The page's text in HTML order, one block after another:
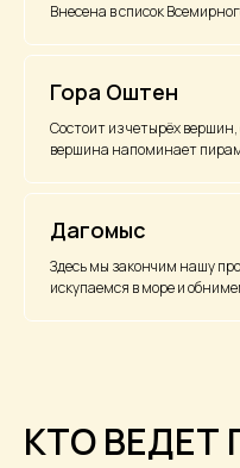
Внесена в список
Гора Оштен
Состоит из четырёх
вершина напоминает
Дагомыс
Здесь мы закончим нашу
искупаемся в море и
КТО ВЕДЕТ